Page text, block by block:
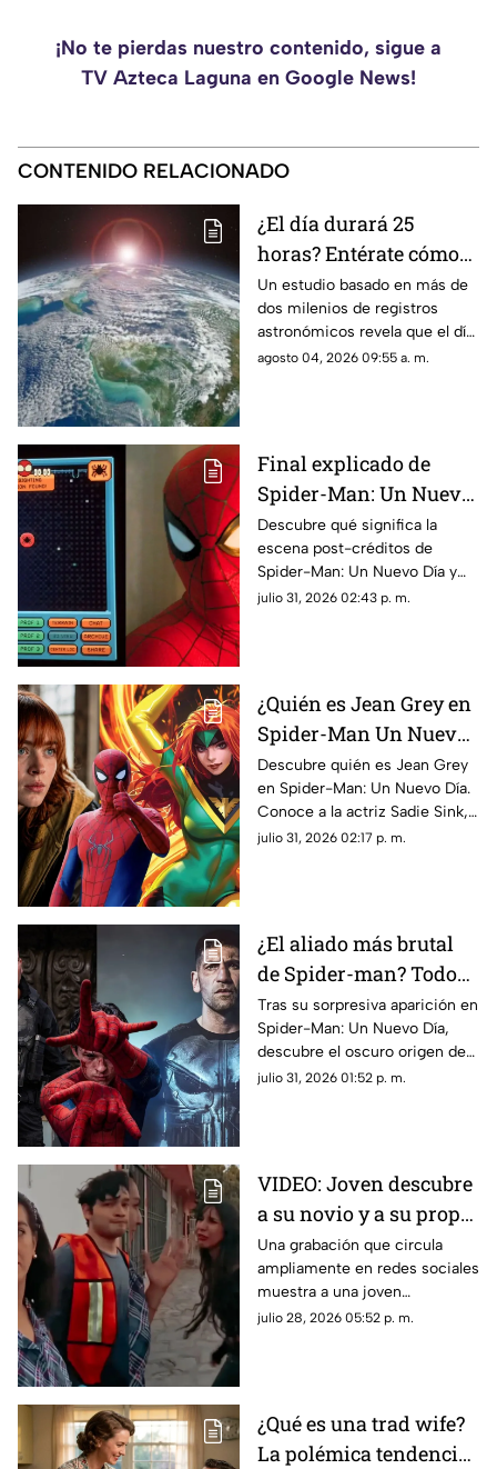
¡No te pierdas nuestro contenido, sigue a
TV Azteca Laguna en Google News!
CONTENIDO RELACIONADO
¿El día durará 25
horas? Entérate cómo
sucederá y a partir de
cuándo
Un estudio basado en más de
dos milenios de registros
astronómicos revela que el día
pasará a durar 25 horas. Aquí
agosto 04, 2026 09:55 a. m.
Final explicado de
Spider-Man: Un Nuevo
Día: ¿Por qué Peter está
en el espacio?
Descubre qué significa la
escena post-créditos de
Spider-Man: Un Nuevo Día y
las teorías de por qué Peter
julio 31, 2026 02:43 p. m.
¿Quién es Jean Grey en
Spider-Man Un Nuevo
Día? Sadie Sink y los
mutantes del UCM
Descubre quién es Jean Grey
en Spider-Man: Un Nuevo Día.
Conoce a la actriz Sadie Sink,
sus poderes y su impacto en la
julio 31, 2026 02:17 p. m.
¿El aliado más brutal
de Spider-man? Todo
sobre el oscuro pasado
de The Punisher
Tras su sorpresiva aparición en
Spider-Man: Un Nuevo Día,
descubre el oscuro origen de
Punisher, su paso por el MCU
julio 31, 2026 01:52 p. m.
VIDEO: Joven descubre
a su novio y a su propia
madre saliendo de
hotel
Una grabación que circula
ampliamente en redes sociales
muestra a una joven
enfrentando a su pareja y a su
julio 28, 2026 05:52 p. m.
¿Qué es una trad wife?
La polémica tendencia